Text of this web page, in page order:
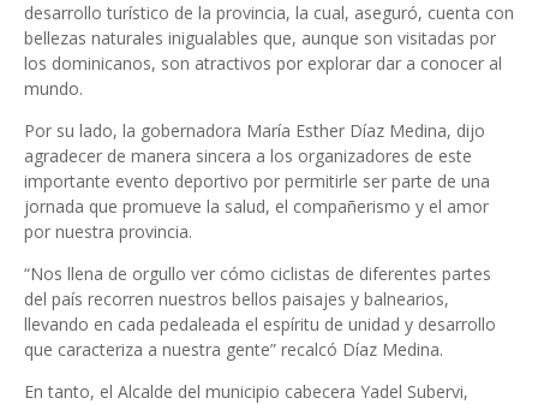
desarrollo turístico de la provincia, la cual, aseguró, cuenta con
bellezas naturales inigualables que, aunque son visitadas por
los dominicanos, son atractivos por explorar dar a conocer al
mundo.
Por su lado, la gobernadora María Esther Díaz Medina, dijo
agradecer de manera sincera a los organizadores de este
importante evento deportivo por permitirle ser parte de una
jornada que promueve la salud, el compañerismo y el amor
por nuestra provincia.
“Nos llena de orgullo ver cómo ciclistas de diferentes partes
del país recorren nuestros bellos paisajes y balnearios,
llevando en cada pedaleada el espíritu de unidad y desarrollo
que caracteriza a nuestra gente” recalcó Díaz Medina.
En tanto, el Alcalde del municipio cabecera Yadel Subervi,